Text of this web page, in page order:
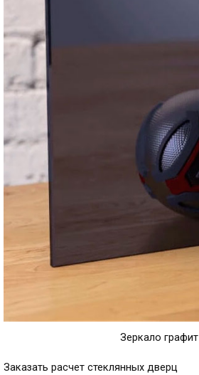
Зеркало графит
Заказать расчет стеклянных дверц